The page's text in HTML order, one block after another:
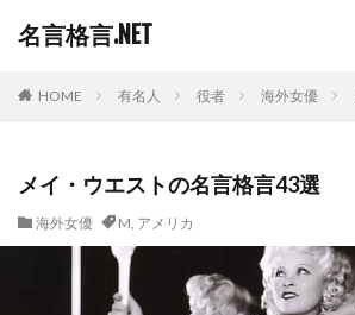
名言格言.NET
HOME 有名人 役者 海外女優
メイ・ウエストの名言格言43選
海外女優 M, アメリカ